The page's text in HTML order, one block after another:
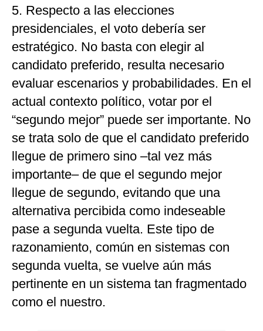
5. Respecto a las elecciones
presidenciales, el voto debería ser
estratégico. No basta con elegir al
candidato preferido, resulta necesario
evaluar escenarios y probabilidades. En el
actual contexto político, votar por el
“segundo mejor” puede ser importante. No
se trata solo de que el candidato preferido
llegue de primero sino –tal vez más
importante– de que el segundo mejor
llegue de segundo, evitando que una
alternativa percibida como indeseable
pase a segunda vuelta. Este tipo de
razonamiento, común en sistemas con
segunda vuelta, se vuelve aún más
pertinente en un sistema tan fragmentado
como el nuestro.